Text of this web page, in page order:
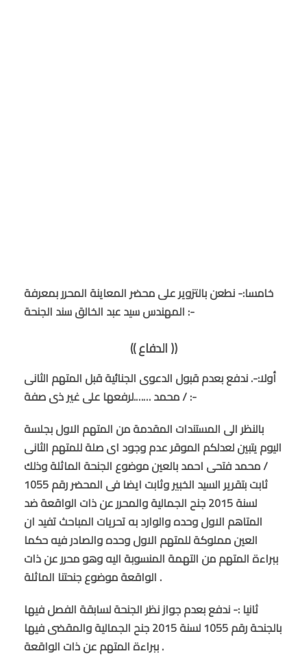
خامسا:- نطعن بالتزوير على محضر المعاينة المحرر بمعرفة
المهندس سيد عبد الخالق سند الجنحة :-
(( الدفاع ))
أولا:-. ندفع بعدم قبول الدعوى الجنائية قبل المتهم الثانى
/ محمد …….لرفعها على غير ذى صفة :-
بالنظر الى المستندات المقدمة من المتهم الاول بجلسة
اليوم يتبين لعدلكم الموقر عدم وجود اى صلة للمتهم الثانى
/ محمد فتحى احمد بالعين موضوع الجنحة الماثلة وذلك
ثابت بتقرير السيد الخبير وثابت ايضا فى المحضر رقم 1055
لسنة 2015 جنح الجمالية والمحرر عن ذات الواقعة ضد
المتاهم الاول وحده والوارد به تحريات المباحث تفيد ان
العين مملوكة للمتهم الاول وحده والصادر فيه حكما
ببراءة المتهم من التهمة المنسوبة اليه وهو محرر عن ذات
الواقعة موضوع جنحتنا الماثلة .
ثانيا :- ندفع بعدم جواز نظر الجنحة لسابقة الفصل فيها
بالجنحة رقم 1055 لسنة 2015 جنح الجمالية والمقضى فيها
ببراءة المتهم عن ذات الواقعة .